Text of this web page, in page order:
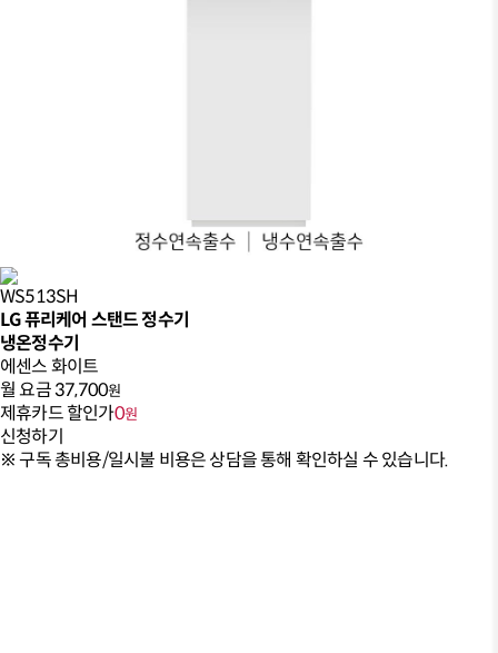
WS513SH
LG 퓨리케어 스탠드 정수기
냉온정수기
에센스 화이트
월 요금37,700원
제휴카드 할인가0원
신청하기
※ 구독 총비용/일시불 비용은 상담을 통해 확인하실 수 있습니다.